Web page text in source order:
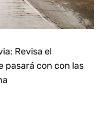
Revisa el
pasará con con las